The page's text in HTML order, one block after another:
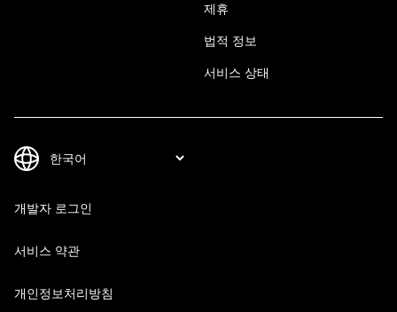
제휴
법적 정보
서비스 상태
개발자 로그인
서비스 약관
개인정보처리방침